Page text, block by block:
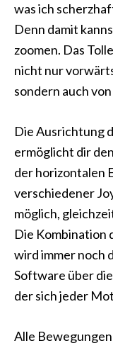
was ich
Denn damit
zoomen. Das
nicht nur
sondern auch
Die Ausrichtung
ermöglicht dir
der horizontalen
verschiedener
möglich,
Die Kombination
wird immer noch
Software über
der sich jeder
Alle